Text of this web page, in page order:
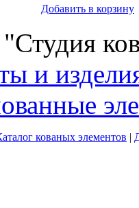
Добавить в корзину
и
кованых элементов |